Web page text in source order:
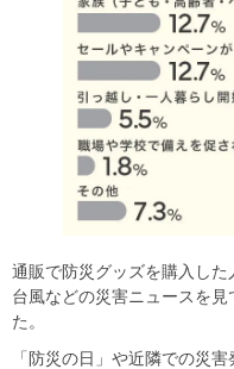
通販で防災グッズを購入し
台風などの災害ニュースを
た。
「防災の日」や近隣での災